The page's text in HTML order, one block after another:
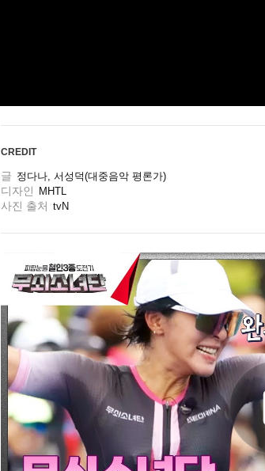
CREDIT
글 정다나, 서성덕(대중음악 평론가)
디자인 MHTL
사진 출처 tvN